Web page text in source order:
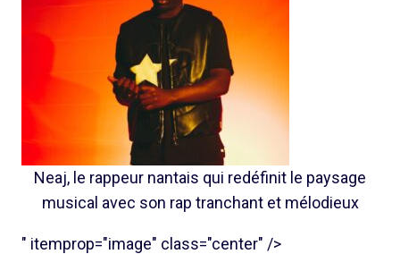
Neaj, le rappeur nantais qui redéfinit le paysage
musical avec son rap tranchant et mélodieux
" itemprop="image" class="center" />